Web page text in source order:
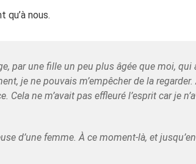
qu’à nous.
par une fille un peu plus âgée que moi,
je ne pouvais m’empêcher de la regarder.
Cela ne m’avait pas effleuré l’esprit car je
d’une femme. À ce moment-là, et